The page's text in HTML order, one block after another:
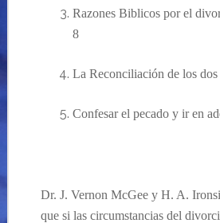
Razones Biblicos por el
8
La Reconciliación de los dos
Confesar el pecado y iren
Dr. J. Vernon McGee y H. A.
que si las circumstancias del